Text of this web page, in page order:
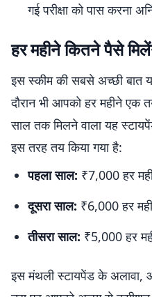
गई परीक्षा को पास करना
हर महीने कितने पैसे
इस स्कीम की सबसे अच्छी बात
दौरान भी आपको हर महीने एक
साल तक मिलने वाला यह
इस तरह तय किया गया है:
पहला साल: ₹7,000 हर
दूसरा साल: ₹6,000 हर
तीसरा साल: ₹5,000 हर
इस मंथली स्टायपेंड के अलावा,